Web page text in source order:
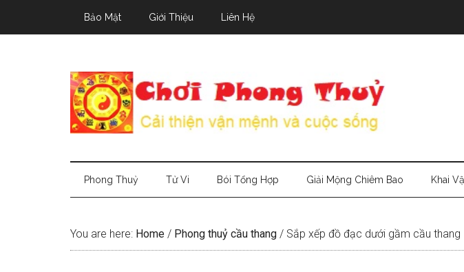
Bảo Mật Giới Thiệu Liên Hệ
Phong Thuỷ Tử Vi Bói Tổng Hợp Giải Mộng Chiêm Bao Khai
You are here: Home / Phong thuỷ cầu thang / Sắp xếp đồ đạc dưới gầm cầu thang